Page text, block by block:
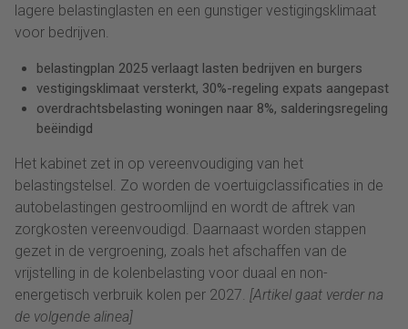
lagere belastinglasten en een gunstiger vestigingsklimaat
voor bedrijven.
belastingplan 2025 verlaagt lasten bedrijven en burgers
vestigingsklimaat versterkt, 30%-regeling expats aangepast
overdrachtsbelasting woningen naar 8%, salderingsregeling
beëindigd
Het kabinet zet in op vereenvoudiging van het
belastingstelsel. Zo worden de voertuigclassificaties in de
autobelastingen gestroomlijnd en wordt de aftrek van
zorgkosten vereenvoudigd. Daarnaast worden stappen
gezet in de vergroening, zoals het afschaffen van de
vrijstelling in de kolenbelasting voor duaal en non-
energetisch verbruik kolen per 2027. [Artikel gaat verder na
de volgende alinea]